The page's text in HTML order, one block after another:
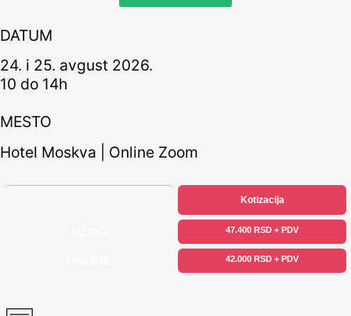
DATUM
24. i 25. avgust 2026.
10 do 14h
MESTO
Hotel Moskva | Online Zoom
Kotizacija
47.400 RSD + PDV
42.000 RSD + PDV